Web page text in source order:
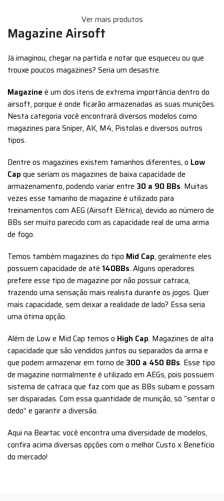
Ver mais produtos
Magazine Airsoft
Já imaginou, chegar na partida e notar que esqueceu ou que
trouxe poucos magazines? Seria um desastre.
Magazine é um dos itens de extrema importância dentro do
airsoft, porque é onde ficarão armazenadas as suas munições.
Nesta categoria você encontrará diversos modelos como
magazines para Sniper, AK, M4, Pistolas e diversos outros
tipos.
Dentre os magazines existem tamanhos diferentes, o Low
Cap que seriam os magazines de baixa capacidade de
armazenamento, podendo variar entre 30 a 90 BBs. Muitas
vezes esse tamanho de magazine é utilizado para
treinamentos com AEG (Airsoft Elétrica), devido ao número de
BBs ser muito parecido com as capacidade real de uma arma
de fogo.
Temos também magazines do tipo Mid Cap, geralmente eles
possuem capacidade de até 140BBs. Alguns operadores
prefere esse tipo de magazine por não possuir catraca,
trazendo uma sensação mais realista durante os jogos. Quer
mais capacidade, sem deixar a realidade de lado? Essa seria
uma ótima opção.
Além de Low e Mid Cap temos o High Cap. Magazines de alta
capacidade que são vendidos juntos ou separados da arma e
que podem armazenar em torno de 300 a 450 BBs. Esse tipo
de magazine normalmente é utilizado em AEGs, pois possuem
sistema de catraca que faz com que as BBs subam e possam
ser disparadas. Com essa quantidade de munição, só “sentar o
dedo” e garantir a diversão.
Aqui na Beartac você encontra uma diversidade de modelos,
confira acima diversas opções com o melhor Custo x Benefício
do mercado!